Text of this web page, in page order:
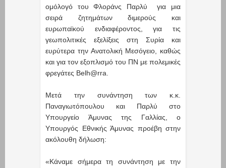
ομόλογό του Φλοράνς Παρλύ για μια
σειρά ζητημάτων διμερούς και
ευρωπαϊκού ενδιαφέροντος, για τις
γεωπολιτικές εξελίξεις στη Συρία και
ευρύτερα την Ανατολική Μεσόγειο, καθώς
και για τον εξοπλισμό του ΠΝ με πολεμικές
φρεγάτες Belh@rra.
Μετά την συνάντηση των κ.κ.
Παναγιωτόπουλου και Παρλύ στο
Υπουργείο Άμυνας της Γαλλίας, ο
Υπουργός Εθνικής Άμυνας προέβη στην
ακόλουθη δήλωση:
«Κάναμε σήμερα τη συνάντηση με την